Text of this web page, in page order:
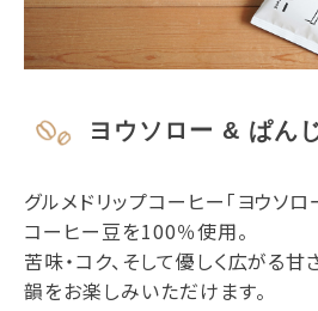
ヨウソロー & ぱん
グルメドリップコーヒー「ヨウソ
コーヒー豆を100％使用。
苦味・コク、そして優しく広がる
韻をお楽しみいただけます。